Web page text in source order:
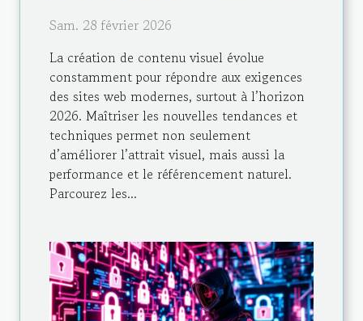
Sam. 28 février 2026
La création de contenu visuel évolue
constamment pour répondre aux exigences
des sites web modernes, surtout à l’horizon
2026. Maîtriser les nouvelles tendances et
techniques permet non seulement
d’améliorer l’attrait visuel, mais aussi la
performance et le référencement naturel.
Parcourez les...